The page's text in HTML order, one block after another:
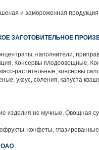
и замороженная продукция
ЗАГОТОВИТЕЛЬНОЕ
наполнители,
Консервы плодоовощные,
растительные, консервы
уксус, соления, капуста
изделия не мучные, Овощная
конфеты,